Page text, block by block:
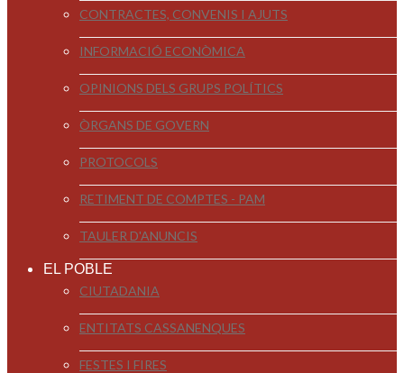
CONTRACTES, CONVENIS I AJUTS
INFORMACIÓ ECONÒMICA
OPINIONS DELS GRUPS POLÍTICS
ÒRGANS DE GOVERN
PROTOCOLS
RETIMENT DE COMPTES - PAM
TAULER D'ANUNCIS
EL POBLE
CIUTADANIA
ENTITATS CASSANENQUES
FESTES I FIRES